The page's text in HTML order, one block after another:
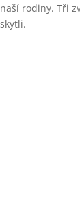
rodiny. Tři